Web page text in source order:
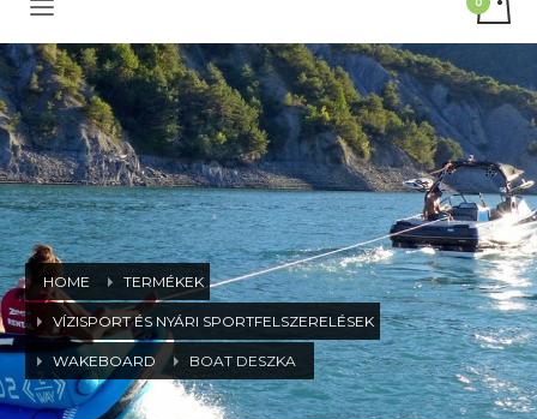
HOME TERMÉKEK
VÍZISPORT ÉS NYÁRI SPORTFELSZERELÉSEK
WAKEBOARD BOAT DESZKA